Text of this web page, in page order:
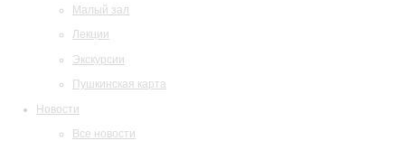
Малый зал
Лекции
Экскурсии
Пушкинская карта
Новости
Все новости